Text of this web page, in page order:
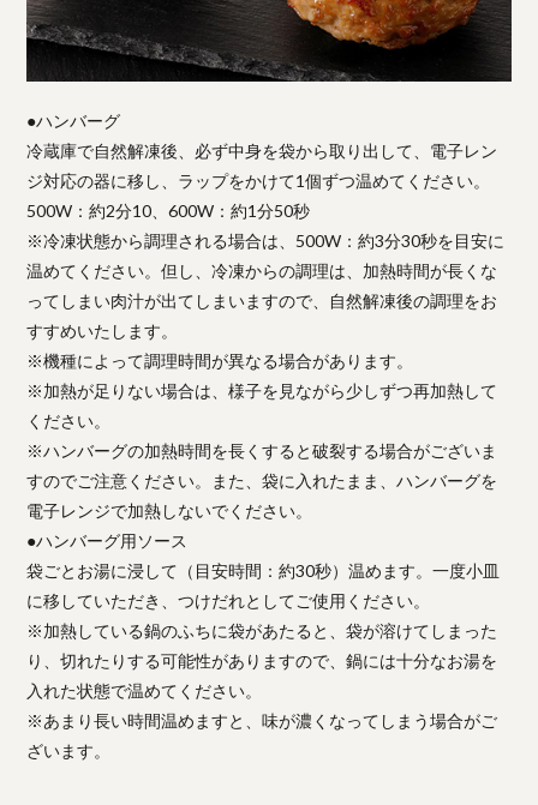
●ハンバーグ
冷蔵庫で自然解凍後、必ず中身を袋から取り出して、電子レン
ジ対応の器に移し、ラップをかけて1個ずつ温めてください。
500W：約2分10、600W：約1分50秒
※冷凍状態から調理される場合は、500W：約3分30秒を目安に
温めてください。但し、冷凍からの調理は、加熱時間が長くな
ってしまい肉汁が出てしまいますので、自然解凍後の調理をお
すすめいたします。
※機種によって調理時間が異なる場合があります。
※加熱が足りない場合は、様子を見ながら少しずつ再加熱して
ください。
※ハンバーグの加熱時間を長くすると破裂する場合がございま
すのでご注意ください。また、袋に入れたまま、ハンバーグを
電子レンジで加熱しないでください。
●ハンバーグ用ソース
袋ごとお湯に浸して（目安時間：約30秒）温めます。一度小皿
に移していただき、つけだれとしてご使用ください。
※加熱している鍋のふちに袋があたると、袋が溶けてしまった
り、切れたりする可能性がありますので、鍋には十分なお湯を
入れた状態で温めてください。
※あまり長い時間温めますと、味が濃くなってしまう場合がご
ざいます。